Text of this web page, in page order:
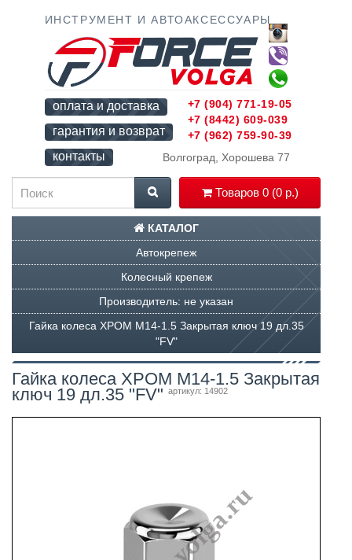
ИНСТРУМЕНТ И АВТОАКСЕССУАРЫ
оплата и доставка
гарантия и возврат
контакты
Волгоград, Хорошева 77
Товаров 0 (0 р.)
+7 (904) 771-19-05
+7 (8442) 609-039
+7 (962) 759-90-39
КАТАЛОГ
Автокрепеж
Колесный крепеж
Производитель: не указан
Гайка колеса ХРОМ М14-1.5 Закрытая ключ 19 дл.35
"FV"
Гайка колеса ХРОМ М14-1.5 Закрытая
ключ 19 дл.35 "FV" артикул: 14902